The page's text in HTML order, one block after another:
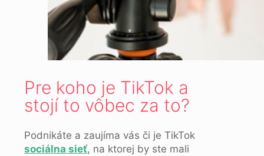
Pre koho je TikTok a
stojí to vôbec za to?
Podnikáte a zaujíma vás či je TikTok
sociálna sieť, na ktorej by ste mali